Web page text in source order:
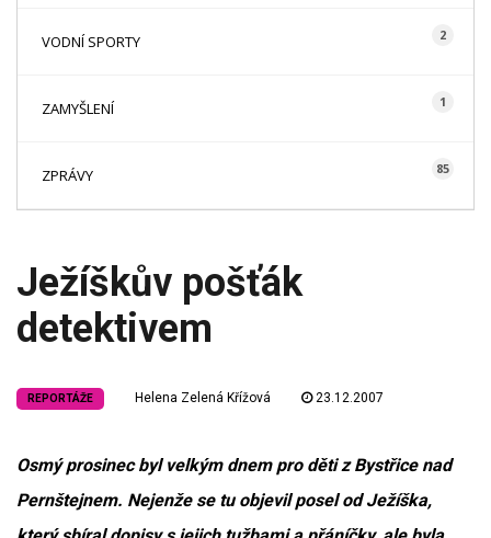
VODNÍ SPORTY 2
ZAMYŠLENÍ 1
ZPRÁVY 85
Ježíškův pošťák
detektivem
REPORTÁŽE Helena Zelená Křížová 23.12.2007
Osmý prosinec byl velkým dnem pro děti z Bystřice nad
Pernštejnem. Nejenže se tu objevil posel od Ježíška,